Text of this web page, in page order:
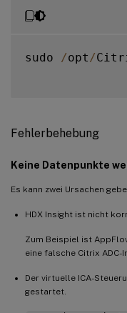
sudo /opt /
Fehlerbehebung
Keine Datenpunkte
Es kann zwei Ursachen
HDX Insight ist nicht
Zum Beispiel ist
eine falsche Citrix ADC-
Der virtuelle ICA-
gestartet.